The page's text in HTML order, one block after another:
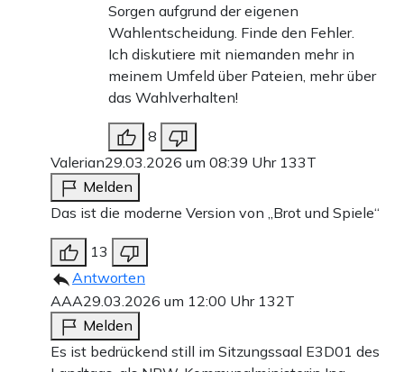
Sorgen aufgrund der eigenen
Wahlentscheidung. Finde den Fehler.
Ich diskutiere mit niemanden mehr in
meinem Umfeld über Pateien, mehr über
das Wahlverhalten!
8
Valerian29.03.2026 um 08:39 Uhr 133T
Melden
Das ist die moderne Version von „Brot und Spiele“
13
Antworten
AAA29.03.2026 um 12:00 Uhr 132T
Melden
Es ist bedrückend still im Sitzungssaal E3D01 des